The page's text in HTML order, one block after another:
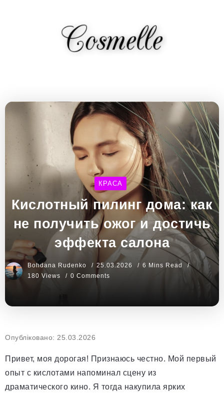
КРАСА
Кислотный пилинг дома: как
не получить ожог и достичь
эффекта салона
Bohdana Rudenko 25.03.2026
6 Mins Read
180 Views
0 Comments
Опубліковано: 25.03.2026
Привет, моя дорогая! Признаюсь честно. Мой первый
опыт с кислотами напоминал сцену из
драматического кино. Я тогда накупила ярких